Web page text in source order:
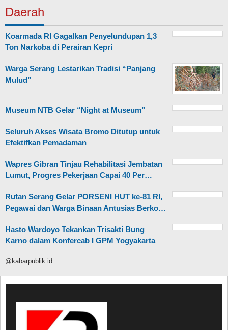
Daerah
Koarmada RI Gagalkan Penyelundupan 1,3
Ton Narkoba di Perairan Kepri
Warga Serang Lestarikan Tradisi “Panjang
Mulud”
Museum NTB Gelar “Night at Museum”
Seluruh Akses Wisata Bromo Ditutup untuk
Efektifkan Pemadaman
Wapres Gibran Tinjau Rehabilitasi Jembatan
Lumut, Progres Pekerjaan Capai 40 Per…
Rutan Serang Gelar PORSENI HUT ke-81 RI,
Pegawai dan Warga Binaan Antusias Berko…
Hasto Wardoyo Tekankan Trisakti Bung
Karno dalam Konfercab I GPM Yogyakarta
@kabarpublik.id